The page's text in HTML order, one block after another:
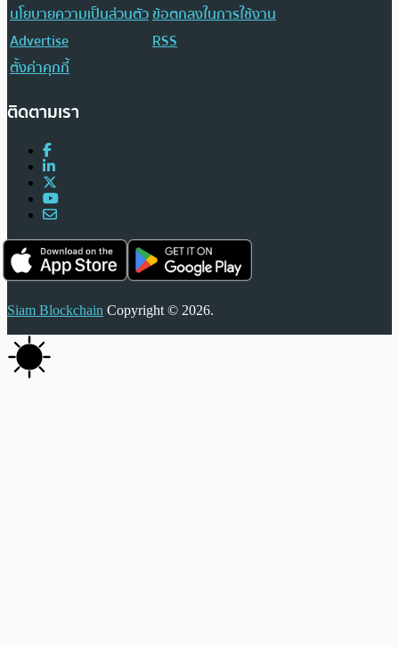
นโยบายความเป็นส่วนตัวข้อตกลงในการใช้งาน
Advertise
RSS
ตั้งค่าคุกกี้
ติดตามเรา
Siam Blockchain Copyright © 2026.